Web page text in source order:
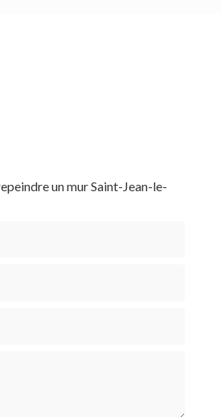
un mur Saint-Jean-le-